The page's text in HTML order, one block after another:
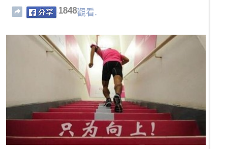
1848觀看.